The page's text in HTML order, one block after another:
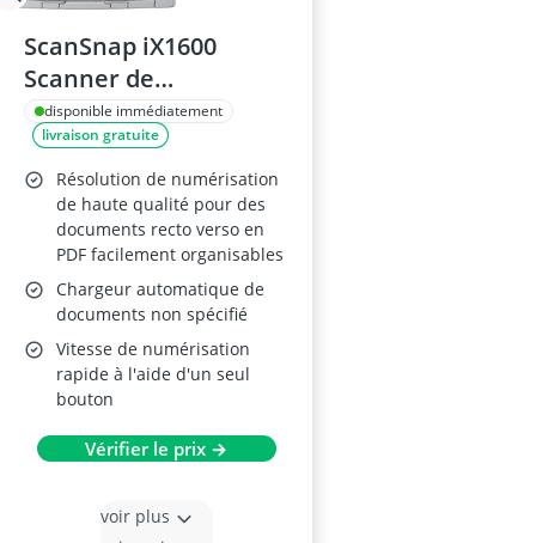
ScanSnap iX1600
Scanner de
Documents
disponible immédiatement
livraison gratuite
Résolution de numérisation
de haute qualité pour des
documents recto verso en
PDF facilement organisables
Chargeur automatique de
documents non spécifié
Vitesse de numérisation
rapide à l'aide d'un seul
bouton
Vérifier le prix →
voir plus